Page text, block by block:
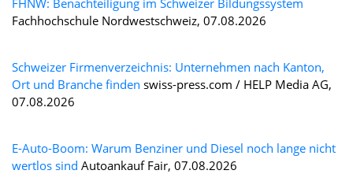
Fachhochschule Nordwestschweiz, 07.08.2026
Schweizer Firmenverzeichnis: Unternehmen nach Kanton,
Ort und Branche finden swiss-press.com / HELP Media AG,
07.08.2026
E-Auto-Boom: Warum Benziner und Diesel noch lange nicht
wertlos sind Autoankauf Fair, 07.08.2026